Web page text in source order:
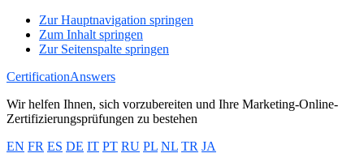
Zur Hauptnavigation springen
Zum Inhalt springen
Zur Seitenspalte springen
CertificationAnswers
Wir helfen Ihnen, sich vorzubereiten und Ihre Marketing-Online-
Zertifizierungsprüfungen zu bestehen
EN FR ES DE IT PT RU PL NL TR JA